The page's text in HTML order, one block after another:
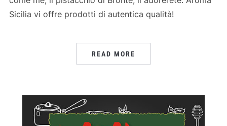
Sicilia vi offre prodotti di autentica qualità!
READ MORE